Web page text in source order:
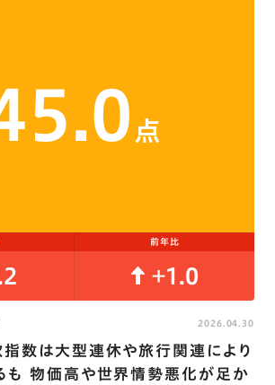
点
前年比
+1.0
数は大型連休や旅行関連により
も 物価高や世界情勢悪化が足か
2026.04.30